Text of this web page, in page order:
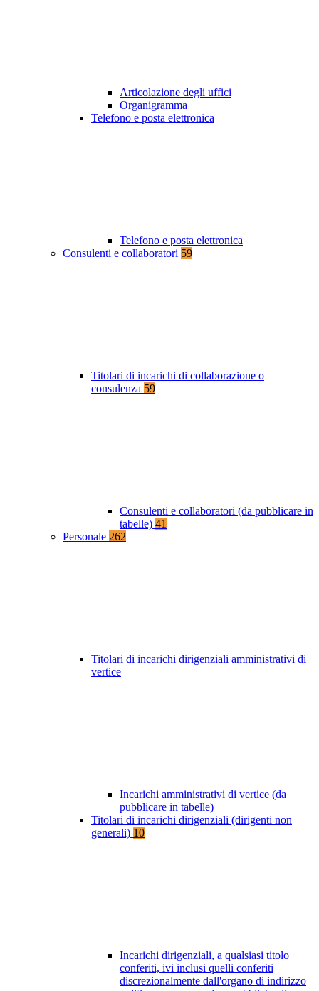
Articolazione degli uffici
Organigramma
Telefono e posta elettronica
Telefono e posta elettronica
Consulenti e collaboratori 59
Titolari di incarichi di collaborazione o
consulenza 59
Consulenti e collaboratori (da pubblicare in
tabelle) 41
Personale 262
Titolari di incarichi dirigenziali amministrativi di
vertice
Incarichi amministrativi di vertice (da
pubblicare in tabelle)
Titolari di incarichi dirigenziali (dirigenti non
generali) 10
Incarichi dirigenziali, a qualsiasi titolo
conferiti, ivi inclusi quelli conferiti
discrezionalmente dall'organo di indirizzo